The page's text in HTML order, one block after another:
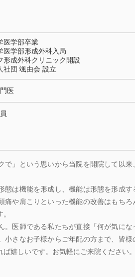
医学部卒業
医学部形成外科入局
形成外科クリニック開設
社団 颯由会 設立
医
で」という思いから当院を開院して以
態は機能を形成し、機能は形態を形成
痛や肩こりといった機能の改善はもち
。医師である私たちが直接「何が気にな
小さなお子様からご年配の方まで、皆
嬉しいです。お気軽にご来院ください。